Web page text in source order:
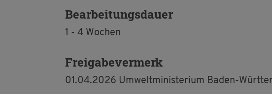
Be­ar­bei­tungs­dau­er
1 - 4 Wo­chen
Frei­ga­be­ver­merk
01.04.2026 Um­welt­mi­nis­te­ri­um Baden-